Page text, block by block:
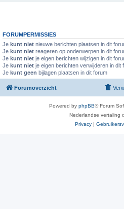
FORUMPERMISSIES
Je kunt niet nieuwe berichten plaatsen in dit
Je kunt niet reageren op onderwerpen in dit
Je kunt niet je eigen berichten wijzigen in dit
Je kunt niet je eigen berichten verwijderen in dit
Je kunt geen bijlagen plaatsen in dit forum
Forumoverzicht
Powered by phpBB® Forum
Nederlandse vertaling
Privacy |